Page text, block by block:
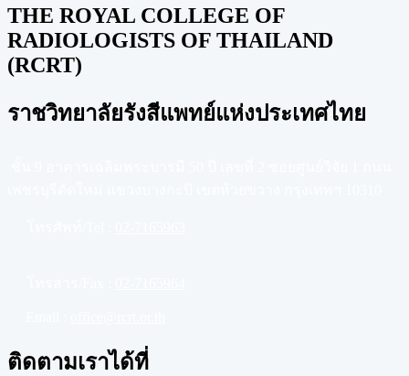
THE ROYAL COLLEGE OF
RADIOLOGISTS OF THAILAND
(RCRT)
ราชวิทยาลัยรังสีแพทย์แห่งประเทศไทย
ติดตามเราได้ที่